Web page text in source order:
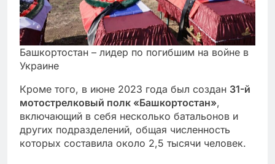
Башкортостан – лидер по погибшим на войне в
Украине
Кроме того, в июне 2023 года был создан 31-й
мотострелковый полк «Башкортостан»,
включающий в себя несколько батальонов и
других подразделений, общая численность
которых составила около 2,5 тысячи человек.